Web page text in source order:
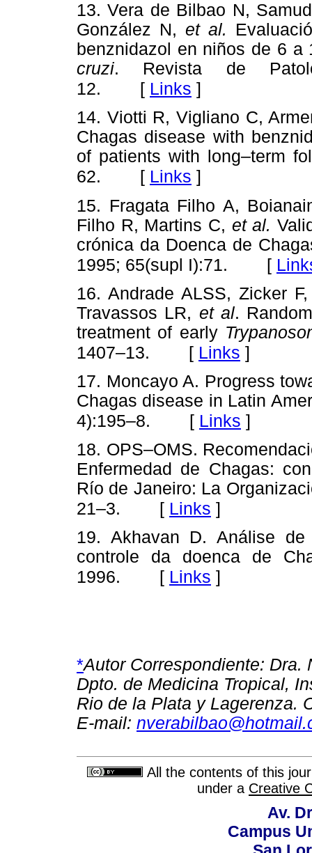
13. Vera de Bilbao N,
González N,et al.
benznidazol en niños de 6
cruzi. Revista de
12. [ Links ]
14. Viotti R, Vigliano C,
Chagas disease with
of patients with long–term
62. [ Links ]
15. Fragata Filho A,
Filho R, Martins C, et al.
crónica da Doenca de
1995; 65(supl I):71. [
16. Andrade ALSS, Zicker
Travassos LR, et al.
treatment of early
1407–13. [ Links ]
17. Moncayo A. Progress
Chagas disease in Latin
4):195–8. [ Links ]
18. OPS–OMS.
Enfermedad de Chagas:
Río de Janeiro: La
21–3. [ Links ]
19. Akhavan D. Análise de
controle da doenca de
1996. [ Links ]
*Autor Correspondiente: Dra.
Dpto. de Medicina Tropical,
Rio de la Plata y Lagerenza.
E-mail:
All the contents of this
under a Creative
Av.
Campus